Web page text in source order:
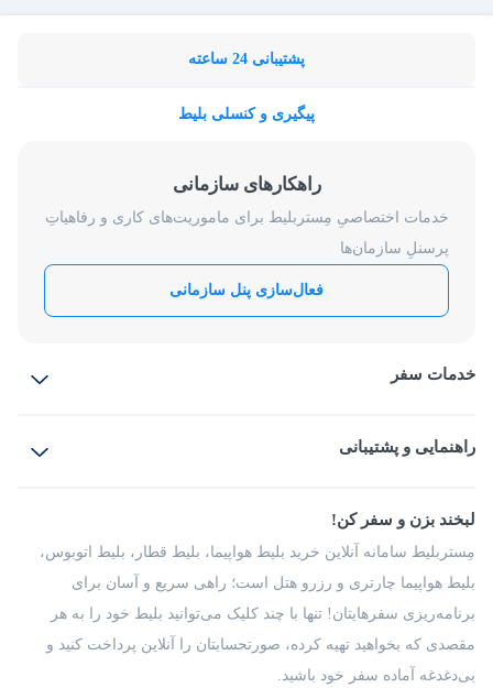
پشتیبانی 24 ساعته
پیگیری و کنسلی بلیط
راهکارهای سازمانی
خدمات اختصاصیِ مِستربلیط برای ماموریت‌های کاری و رفاهیاتِ
پرسنلِ سازمان‌ها
فعال‌سازی پنل سازمانی
خدمات سفر
بلیط قطار
راهنمایی و پشتیبانی
شرایط و مقررات
راهکار سازمانی
فرصت‌های شغلی
درباره ما
لبخند بزن و سفر کن!
مِستربلیط سامانه آنلاین خرید بلیط هواپیما، بلیط قطار، بلیط اتوبوس،
بلیط هواپیما چارتری و رزرو هتل است؛ راهی سریع و آسان برای
برنامه‌ریزی سفرهایتان! تنها با چند کلیک می‌توانید بلیط خود را به هر
مقصدی که بخواهید تهیه کرده، صورتحسابتان را آنلاین پرداخت کنید و
بی‌دغدغه آماده سفر خود باشید.